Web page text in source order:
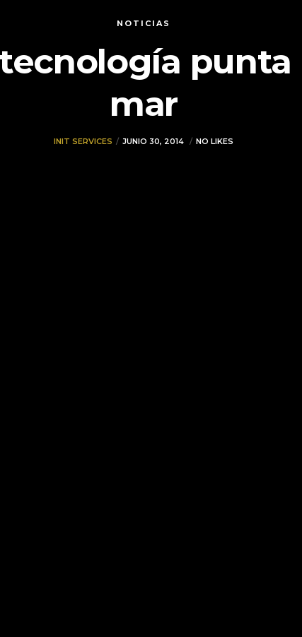
NOTICIAS
mar
INIT SERVICES JUNIO 30, 2014 NO LIKES